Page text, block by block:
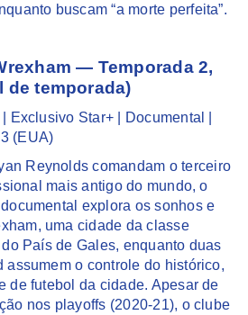
buscam “a morte perfeita”.
— Temporada 2,
de temporada)
Exclusivo Star+ | Documental |
(EUA)
Reynolds comandam o terceiro
mais antigo do mundo, o
explora os sonhos e
uma cidade da classe
País de Gales, enquanto duas
assumem o controle do histórico,
de futebol da cidade. Apesar de
nos playoffs (2020-21), o clube